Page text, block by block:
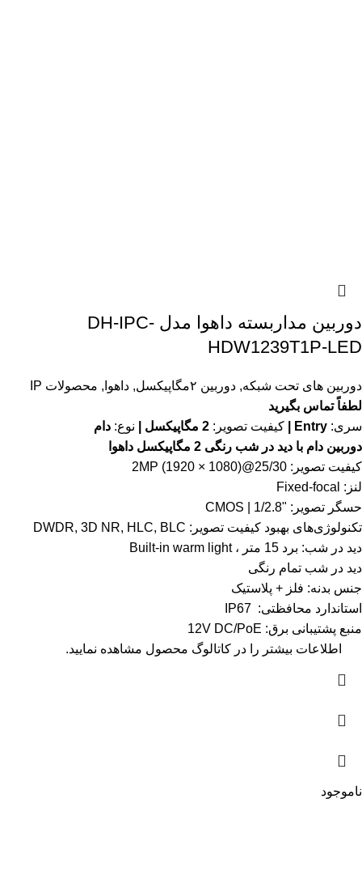
دوربین مداربسته داهوا مدل DH-IPC-
HDW1239T1P-LED
دوربین های تحت شبکه, دوربین ۲مگاپیکسل , داهوا , محصولات IP
لطفاً تماس بگیرید
سری: Entry | کیفیت تصویر: نوع: دام
دوربین دام با دید در شب رنگی 2 مگاپیکسل داهوا
کیفیت تصویر: 2MP (1920 × 1080)@25/30
لنز: Fixed-focal
حسگر تصویر: "1/2.8 | CMOS
تکنولوژی‌های بهبود کیفیت تصویر: DWDR, 3D NR, HLC, BLC
دید در شب: برد 15 متر ، Built-in warm light
دید در شب تمام رنگی
جنس بدنه: فلز + پلاستیک
استاندارد محافظتی: IP67
منبع پشتیبانی برق: 12V DC/PoE
اطلاعات بیشتر را در کاتالوگ محصول مشاهده نمایید.
ناموجود